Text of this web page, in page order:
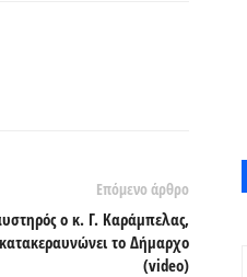
Επόμενο άρθρο
ο κ. Γ. Καράμπελας,
το Δήμαρχο
(video)